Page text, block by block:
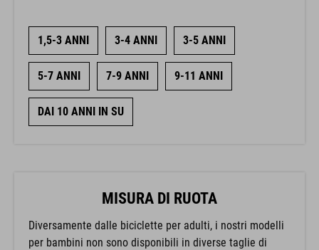
1,5-3 ANNI 3-4 ANNI 3-5 ANNI
5-7 ANNI 7-9 ANNI 9-11 ANNI
DAI 10 ANNI IN SU
MISURA DI RUOTA
Diversamente dalle biciclette per adulti, i nostri modelli
per bambini non sono disponibili in diverse taglie di